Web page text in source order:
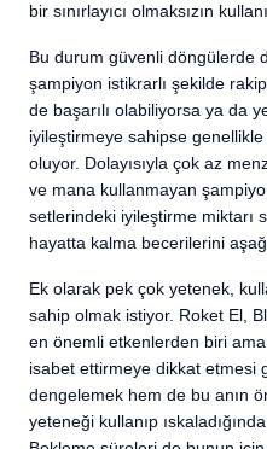
bir sınırlayıcı olmaksızın
Bu durum güvenli döngülerde
şampiyon istikrarlı şekilde
de başarılı olabiliyorsa ya da
iyileştirmeye sahipse
oluyor. Dolayısıyla çok az
ve mana kullanmayan
setlerindeki iyileştirme miktarı
hayatta kalma becerilerini
Ek olarak pek çok yetenek,
sahip olmak istiyor. Roket El,
en önemli etkenlerden biri
isabet ettirmeye dikkat etmesi
dengelemek hem de bu anın
yeteneği kullanıp